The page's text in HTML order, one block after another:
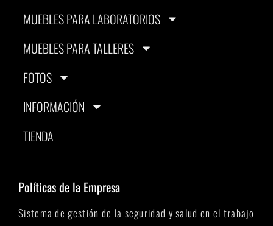
MUEBLES PARA LABORATORIOS
MUEBLES PARA TALLERES
FOTOS
INFORMACIÓN
TIENDA
Políticas de la Empresa
Sistema de gestión de la seguridad y salud en el trabajo